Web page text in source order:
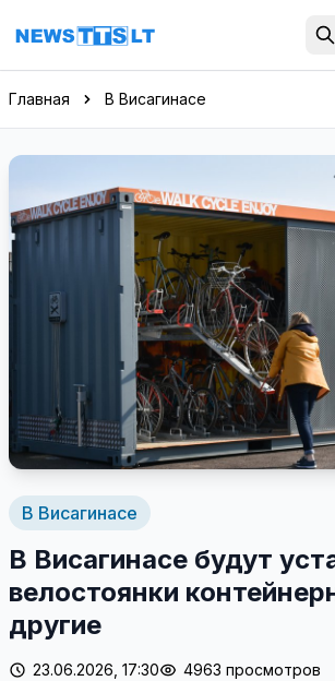
Перейти к содержимому
Главная В Висагинасе
В Висагинасе
В Висагинасе будут
велостоянки
другие
23.06.2026, 17:30
4963 просмотров